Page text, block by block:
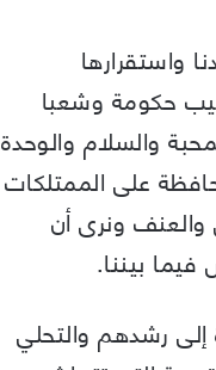
واستقرارها
حكومة وشعبا
والسلام والوحدة
على الممتلكات
ونرى أن
فيما بيننا.
رشدهم والتحلي